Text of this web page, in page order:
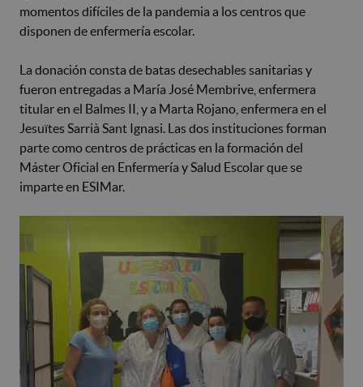
momentos difíciles de la pandemia a los centros que
disponen de enfermería escolar.
La donación consta de batas desechables sanitarias y
fueron entregadas a María José Membrive, enfermera
titular en el Balmes II, y a Marta Rojano, enfermera en el
Jesuïtes Sarrià Sant Ignasi. Las dos instituciones forman
parte como centros de prácticas en la formación del
Máster Oficial en Enfermería y Salud Escolar que se
imparte en ESIMar.